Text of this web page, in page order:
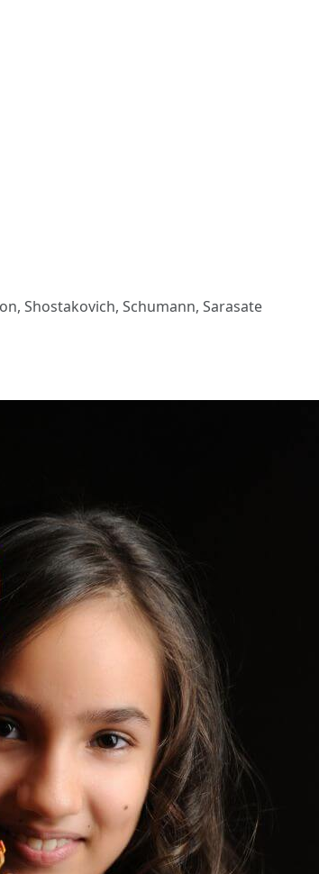
Shostakovich, Schumann, Sarasate